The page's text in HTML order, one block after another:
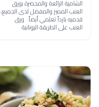
الشامية الرائعة والمحضرة بورق
العنب المميز والمفضل لدى الجميع،
قدميه بارداً تعلمي أيضاً: ورق
العنب على الطريقة اليونانية